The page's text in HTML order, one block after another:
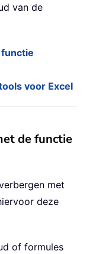
van de
voor Excel
de functie
met
deze
of formules